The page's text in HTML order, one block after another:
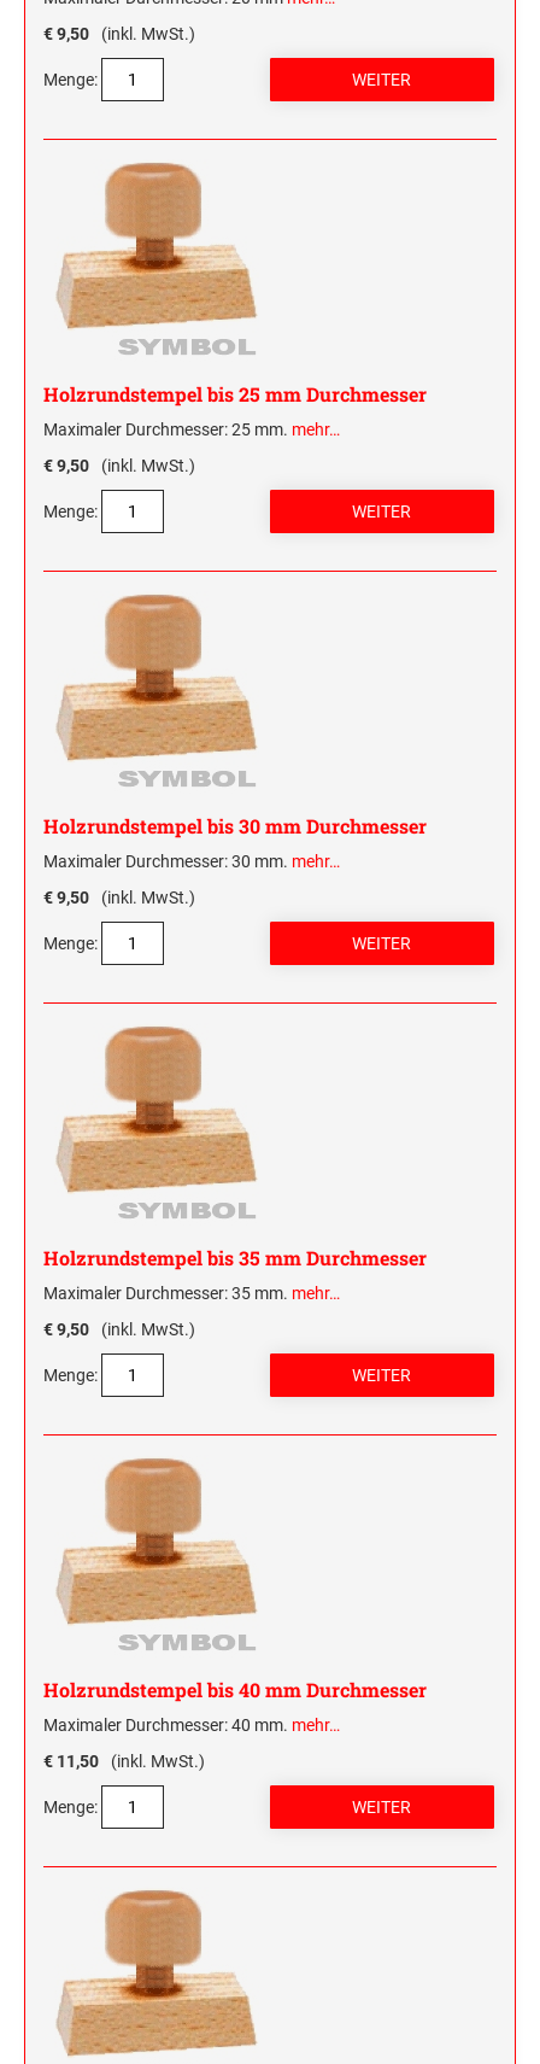
SONSTIGE CLASSIC LINE HANDSTEMPEL
WORTBANDDREHSTEMPEL
NUMEROTEUR
HOLZRUNDSTEMPEL BIS 55 MM
STEMPELTRÄGER
€ 9,50
(inkl. MwSt.)
Menge:
Holzrundstempel bis 25 mm Durchmesser
Maximaler Durchmesser: 25 mm. mehr…
€ 9,50
(inkl. MwSt.)
Menge:
Holzrundstempel bis 30 mm Durchmesser
Maximaler Durchmesser: 30 mm. mehr…
€ 9,50
(inkl. MwSt.)
Menge:
Holzrundstempel bis 35 mm Durchmesser
Maximaler Durchmesser: 35 mm. mehr…
€ 9,50
(inkl. MwSt.)
Menge:
Holzrundstempel bis 40 mm Durchmesser
Maximaler Durchmesser: 40 mm. mehr…
€ 11,50
(inkl. MwSt.)
Menge: